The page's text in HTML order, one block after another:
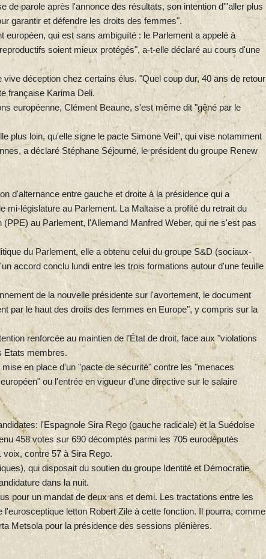
de parole après l'annonce des résultats, son intention d'"aller plus
garantir et défendre les droits des femmes".
qui est sans ambiguïté : le Parlement a appelé à
soient mieux protégés", a-t-elle déclaré au cours d'une
déception chez certains élus. "Quel coup dur, 40 ans de retour
française Karima Deli.
européenne, Clément Beaune, s'est même dit "gêné par le
plus loin, qu'elle signe le pacte Simone Veil", qui vise notamment
a déclaré Stéphane Séjourné, le président du groupe Renew
d'alternance entre gauche et droite à la présidence qui a
mi-législature au Parlement. La Maltaise a profité du retrait du
au Parlement, l'Allemand Manfred Weber, qui ne s'est pas
du Parlement, elle a obtenu celui du groupe S&D (sociaux-
accord conclu lundi entre les trois formations autour d'une feuille
de la nouvelle présidente sur l'avortement, le document
par le haut des droits des femmes en Europe", y compris sur la
renforcée au maintien de l’État de droit, face aux "violations
Etats membres.
en place d'un "pacte de sécurité" contre les "menaces
ou l'entrée en vigueur d'une directive sur le salaire
l'Espagnole Sira Rego (gauche radicale) et la Suédoise
458 votes sur 690 décomptés parmi les 705 eurodéputés
contre 57 à Sira Rego.
qui disposait du soutien du groupe Identité et Démocratie
dans la nuit.
pour un mandat de deux ans et demi. Les tractations entre les
letton Robert Zile à cette fonction. Il pourra, comme
Metsola pour la présidence des sessions plénières.